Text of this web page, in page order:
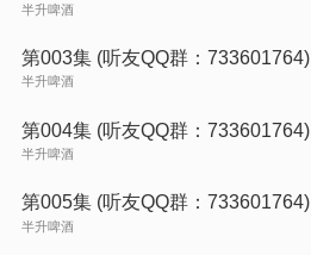
半升啤酒
第003集 (听友QQ群：733601764)
半升啤酒
第004集 (听友QQ群：733601764)
半升啤酒
第005集 (听友QQ群：733601764)
半升啤酒